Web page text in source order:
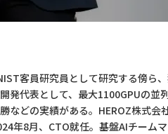
客員研究員として研究する傍ら
発代表として、最大1100GPUの並
などの実績がある。HEROZ株式会
年8月、CTO就任。基盤AIチーム